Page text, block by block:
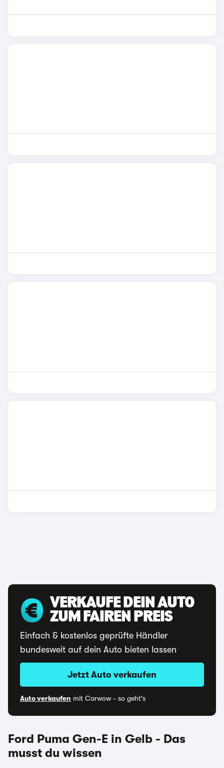
VERKAUFE DEIN AUTO
ZUM FAIREN PREIS
Einfach & kostenlos geprüfte Händler
bundesweit auf dein Auto bieten lassen
Jetzt Auto verkaufen
Auto verkaufen mit Carwow - so geht's
Ford Puma Gen-E in Gelb - Das
musst du wissen